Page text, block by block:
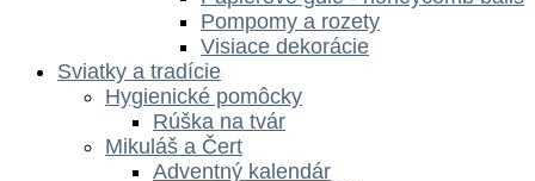
Pompomy a rozety
Visiace dekorácie
Sviatky a tradície
Hygienické pomôcky
Rúška na tvár
Mikuláš a Čert
Adventný kalendár